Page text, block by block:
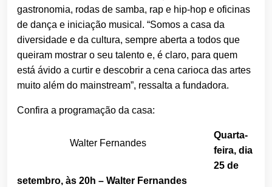
gastronomia, rodas de samba, rap e hip-hop e oficinas
de dança e iniciação musical. “Somos a casa da
diversidade e da cultura, sempre aberta a todos que
queiram mostrar o seu talento e, é claro, para quem
está ávido a curtir e descobrir a cena carioca das artes
muito além do mainstream”, ressalta a fundadora.
Confira a programação da casa:
Walter Fernandes
Quarta-
feira, dia
25 de
setembro, às 20h – Walter Fernandes